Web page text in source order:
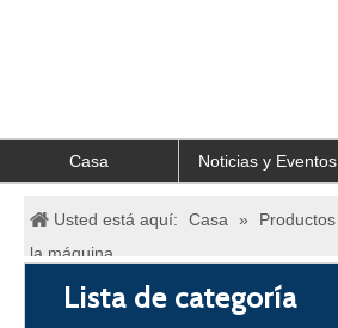
Casa Noticias y Eventos
Usted está aquí: Casa » Productos
la máquina
Lista de categoría